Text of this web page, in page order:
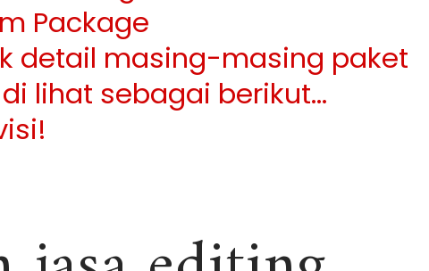
Package
detail masing-masing paket
lihat sebagai berikut…